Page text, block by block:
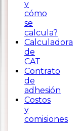
y
cómo
se
calcula?
Calculadora
de
CAT
Contrato
de
adhesión
Costos
y
comisiones